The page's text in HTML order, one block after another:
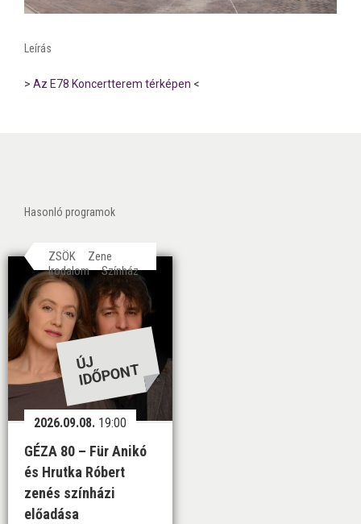
Leírás
> Az E78 Koncertterem térképen <
Hasonló programok
ZSÖK
Zene
Irodalom
Színház
ÚJ
ID
ŐP
O
N
T
2026.09.08. 19:00
GÉZA 80 – Für Anikó
és Hrutka Róbert
zenés színházi
előadása